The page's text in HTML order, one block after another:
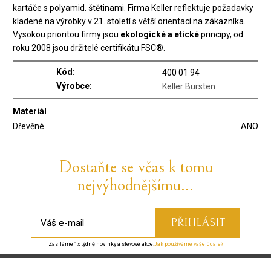
kartáče s polyamid. štětinami. Firma Keller reflektuje požadavky
kladené na výrobky v 21. století s větší orientací na zákazníka.
Vysokou prioritou firmy jsou ekologické a eticképrincipy, od
roku 2008 jsou držitelé certifikátu FSC®.
Kód:
400 01 94
Výrobce:
Keller Bürsten
Materiál
Dřevěné
ANO
Dostaňte se včas k tomu
nejvýhodnějšímu...
Zasíláme 1x týdně novinky a slevové akce.Jak používáme vaše údaje?